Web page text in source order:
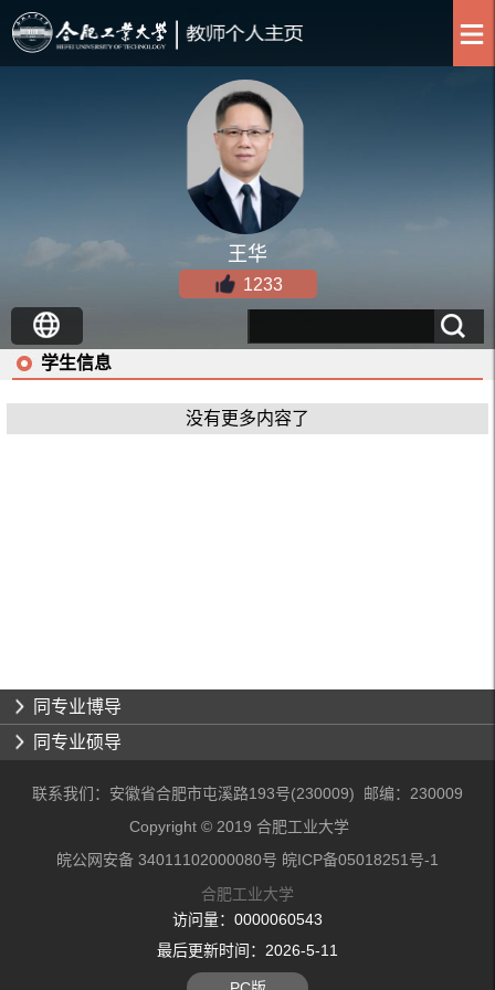
王华
1233
学生信息
没有更多内容了
同专业博导
同专业硕导
联系我们：安徽省合肥市屯溪路193号(230009) 邮编：230009
Copyright © 2019 合肥工业大学
皖公网安备 34011102000080号 皖ICP备05018251号-1
合肥工业大学
访问量： 0000060543
最后更新时间： 2026-5-11